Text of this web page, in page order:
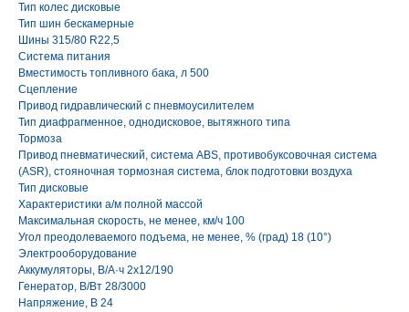
Тип колес дисковые
Тип шин бескамерные
Шины 315/80 R22,5
Система питания
Вместимость топливного бака, л 500
Сцепление
Привод гидравлический с пневмоусилителем
Тип диафрагменное, однодисковое, вытяжного типа
Тормоза
Привод пневматический, система ABS, противобуксовочная система
(ASR), стояночная тормозная система, блок подготовки воздуха
Тип дисковые
Характеристики а/м полной массой
Максимальная скорость, не менее, км/ч 100
Угол преодолеваемого подъема, не менее, % (град) 18 (10°)
Электрооборудование
Аккумуляторы, В/А·ч 2х12/190
Генератор, В/Вт 28/3000
Напряжение, B 24